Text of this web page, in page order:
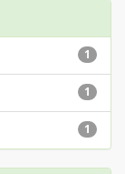
1
1
1